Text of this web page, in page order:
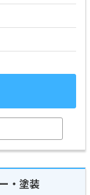
・塗装